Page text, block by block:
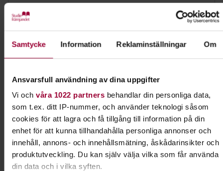
Samtycke Information Reklaminställningar Om
Ansvarsfull användning av dina uppgifter
Vi och våra 1022 partnersbehandlar din personliga data,
som t.ex. ditt IP-nummer, och använder teknologi såsom
cookies för att lagra och få tillgång till information på din
enhet för att kunna tillhandahålla personliga annonser och
innehåll, annons- och innehållsmätning, åskådarinsikter och
produktutveckling. Du kan själv välja vilka som får använda
din data och i vilka syften.
Dela: Facebook LinkedIn E-mail
Samhälle & hållbar utveckling
Lär dig mer om samhällsfrågor och hållbar
utveckling. Skapa förändring där du bor och var
med och hjälp andra människor.